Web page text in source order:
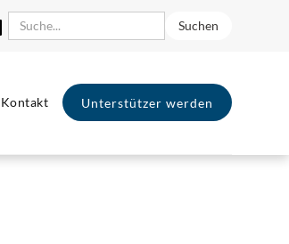
Kontakt Unterstützer werden